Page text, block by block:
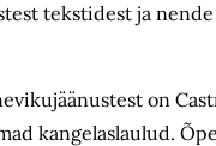
tekstidest ja
on
kangelaslaulud.